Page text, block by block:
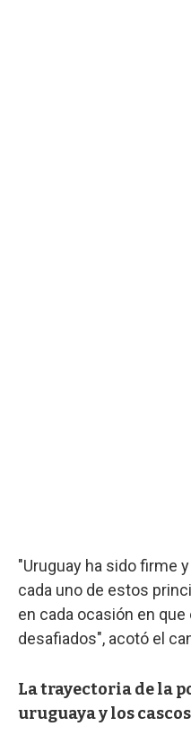
"Uruguay ha sido firme
cada uno de estos
en cada ocasión en
desafiados", acotó el
La trayectoria de la
uruguaya y los